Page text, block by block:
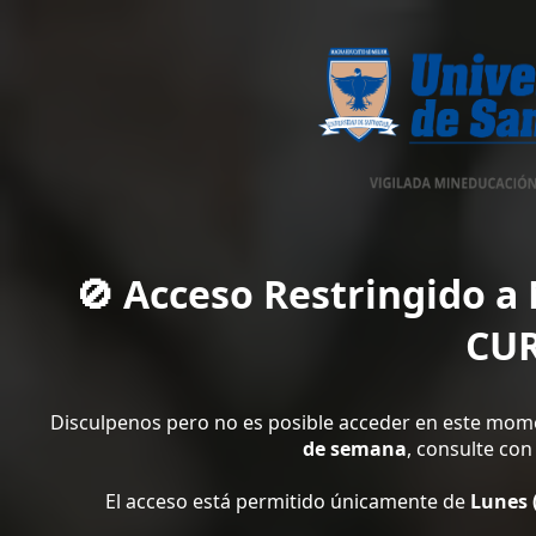
🚫 Acceso Restringido a
Disculpenos pero no es posible acceder en este
de semana, consulte
El acceso está permitido únicamente de Lunes